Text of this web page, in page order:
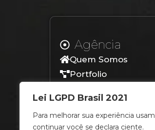
Lei LGPD Brasil 2021
Para melhorar sua experiência
continuar você se declara ciente.
Agência
Quem Somos
Portfolio
Blog
Contato